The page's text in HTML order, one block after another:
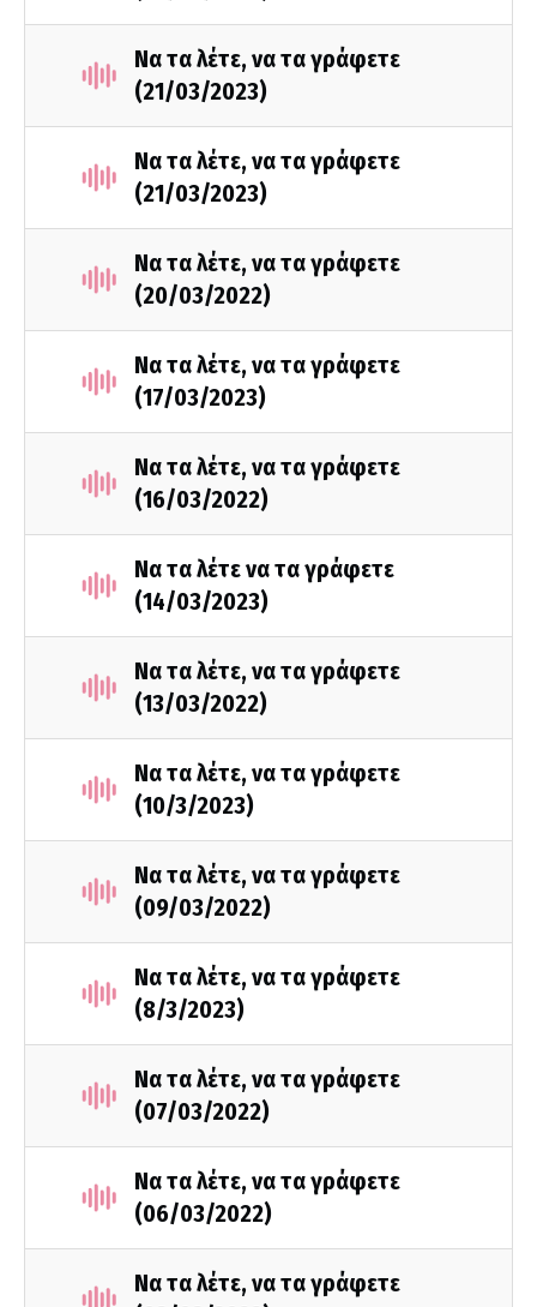
Να τα λέτε, να τα γράφετε
(21/03/2023)
Να τα λέτε, να τα γράφετε
(21/03/2023)
Να τα λέτε, να τα γράφετε
(20/03/2022)
Να τα λέτε, να τα γράφετε
(17/03/2023)
Να τα λέτε, να τα γράφετε
(16/03/2022)
Να τα λέτε να τα γράφετε
(14/03/2023)
Να τα λέτε, να τα γράφετε
(13/03/2022)
Να τα λέτε, να τα γράφετε
(10/3/2023)
Να τα λέτε, να τα γράφετε
(09/03/2022)
Να τα λέτε, να τα γράφετε
(8/3/2023)
Να τα λέτε, να τα γράφετε
(07/03/2022)
Να τα λέτε, να τα γράφετε
(06/03/2022)
Να τα λέτε, να τα γράφετε